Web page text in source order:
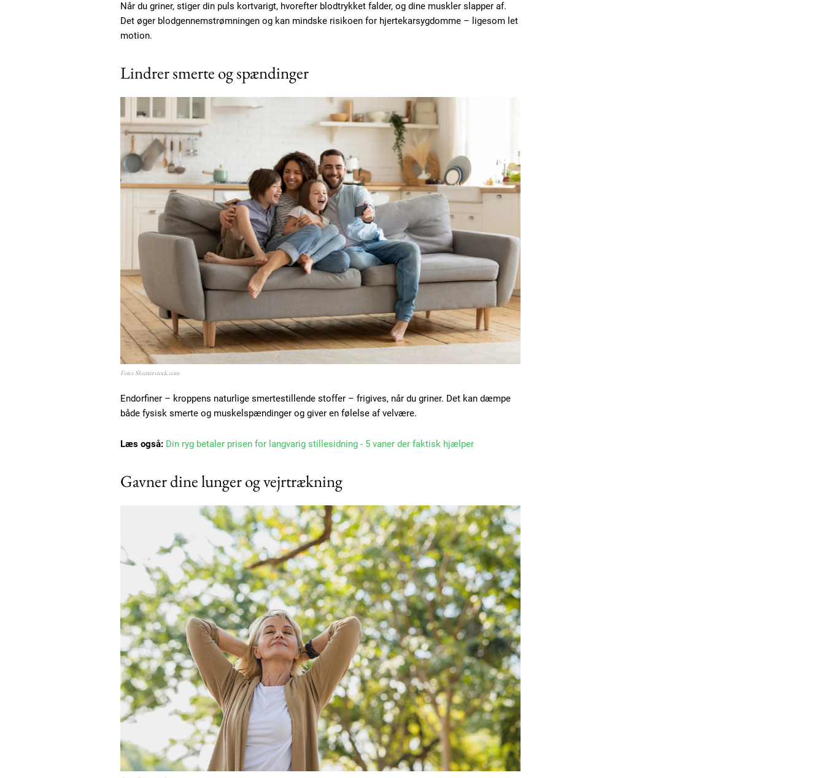
Nullam eu erat condimentum
Donec quis est ac felis
Nullam eu erat condimentum
Når du griner, stiger din puls kortvarigt, hvorefter blodtrykket falder, og dine muskler slapper af.
Det øger blodgennemstrømningen og kan mindske risikoen for hjertekarsygdomme – ligesom let
motion.
Lindrer smerte og spændinger
Foto: Shutterstock.com
Endorfiner – kroppens naturlige smertestillende stoffer – frigives, når du griner. Det kan dæmpe
både fysisk smerte og muskelspændinger og giver en følelse af velvære.
Læs også: Din ryg betaler prisen for langvarig stillesidning - 5 vaner der faktisk hjælper
Gavner dine lunger og vejrtrækning